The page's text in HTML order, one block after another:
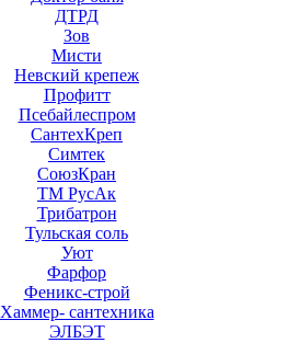
ДТРД
Зов
Мисти
Невский крепеж
Профитт
Псебайлеспром
СантехКреп
Симтек
СоюзКран
ТМ РусАк
Трибатрон
Тульская соль
Уют
Фарфор
Феникс-строй
Хаммер- сантехника
ЭЛБЭТ